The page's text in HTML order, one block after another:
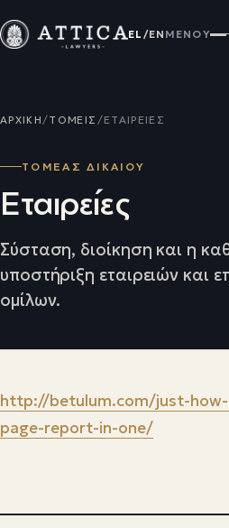
EL /EN ΜΕΝΟΎ
ΑΡΧΙΚΉ/ΤΟΜΕΊΣ /ΕΤΑΙΡΕΊΕΣ
ΤΟΜΕΑΣ ΔΙΚΑΙΟΥ
Εταιρείες
Σύσταση, διοίκηση και η
υποστήριξη εταιρειών και
ομίλων.
http://betulum.com/just-
page-report-in-one/